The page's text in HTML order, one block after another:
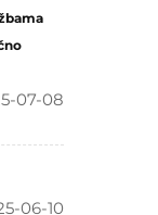
07-08
06-10